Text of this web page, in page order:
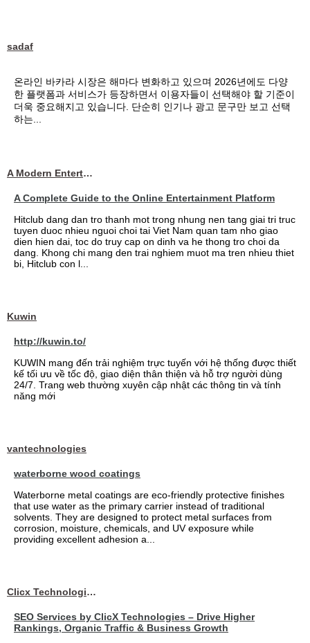
sadaf
온라인 바카라 시장은 해마다 변화하고 있으며 2026년에도 다양
한 플랫폼과 서비스가 등장하면서 이용자들이 선택해야 할 기준이
더욱 중요해지고 있습니다. 단순히 인기나 광고 문구만 보고 선택
하는...
A Modern Entertainment Platform Bringing
A Complete Guide to the Online Entertainment Platform
Hitclub dang dan tro thanh mot trong nhung nen tang giai tri truc
tuyen duoc nhieu nguoi choi tai Viet Nam quan tam nho giao
dien hien dai, toc do truy cap on dinh va he thong tro choi da
dang. Khong chi mang den trai nghiem muot ma tren nhieu thiet
bi, Hitclub con l...
Kuwin
http://kuwin.to/
KUWIN mang đến trải nghiệm trực tuyến với hệ thống được thiết
kế tối ưu về tốc độ, giao diện thân thiện và hỗ trợ người dùng
24/7. Trang web thường xuyên cập nhật các thông tin và tính
năng mới
vantechnologies
waterborne wood coatings
Waterborne metal coatings are eco-friendly protective finishes
that use water as the primary carrier instead of traditional
solvents. They are designed to protect metal surfaces from
corrosion, moisture, chemicals, and UV exposure while
providing excellent adhesion a...
Clicx Technologies
SEO Services by ClicX Technologies – Drive Higher
Rankings, Organic Traffic & Business Growth